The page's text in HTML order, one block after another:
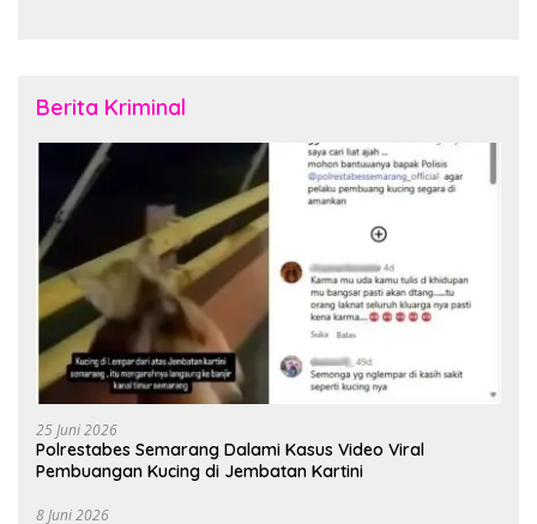
Berita Kriminal
25 Juni 2026
Polrestabes Semarang Dalami Kasus Video Viral
Pembuangan Kucing di Jembatan Kartini
8 Juni 2026